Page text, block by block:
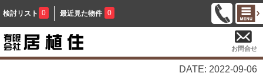
検討リスト 0 最近見た物件 0
お問合せ
DATE: 2022-09-06